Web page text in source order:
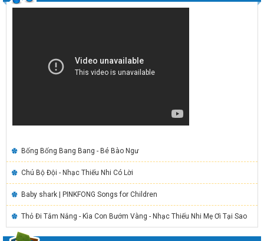
Bống Bống Bang Bang - Bé Bào Ngư
Chú Bộ Đội - Nhạc Thiếu Nhi Có Lời
Baby shark | PINKFONG Songs for Children
Thỏ Đi Tắm Nắng - Kìa Con Bướm Vàng - Nhạc Thiếu Nhi Mẹ Ơi Tại Sao